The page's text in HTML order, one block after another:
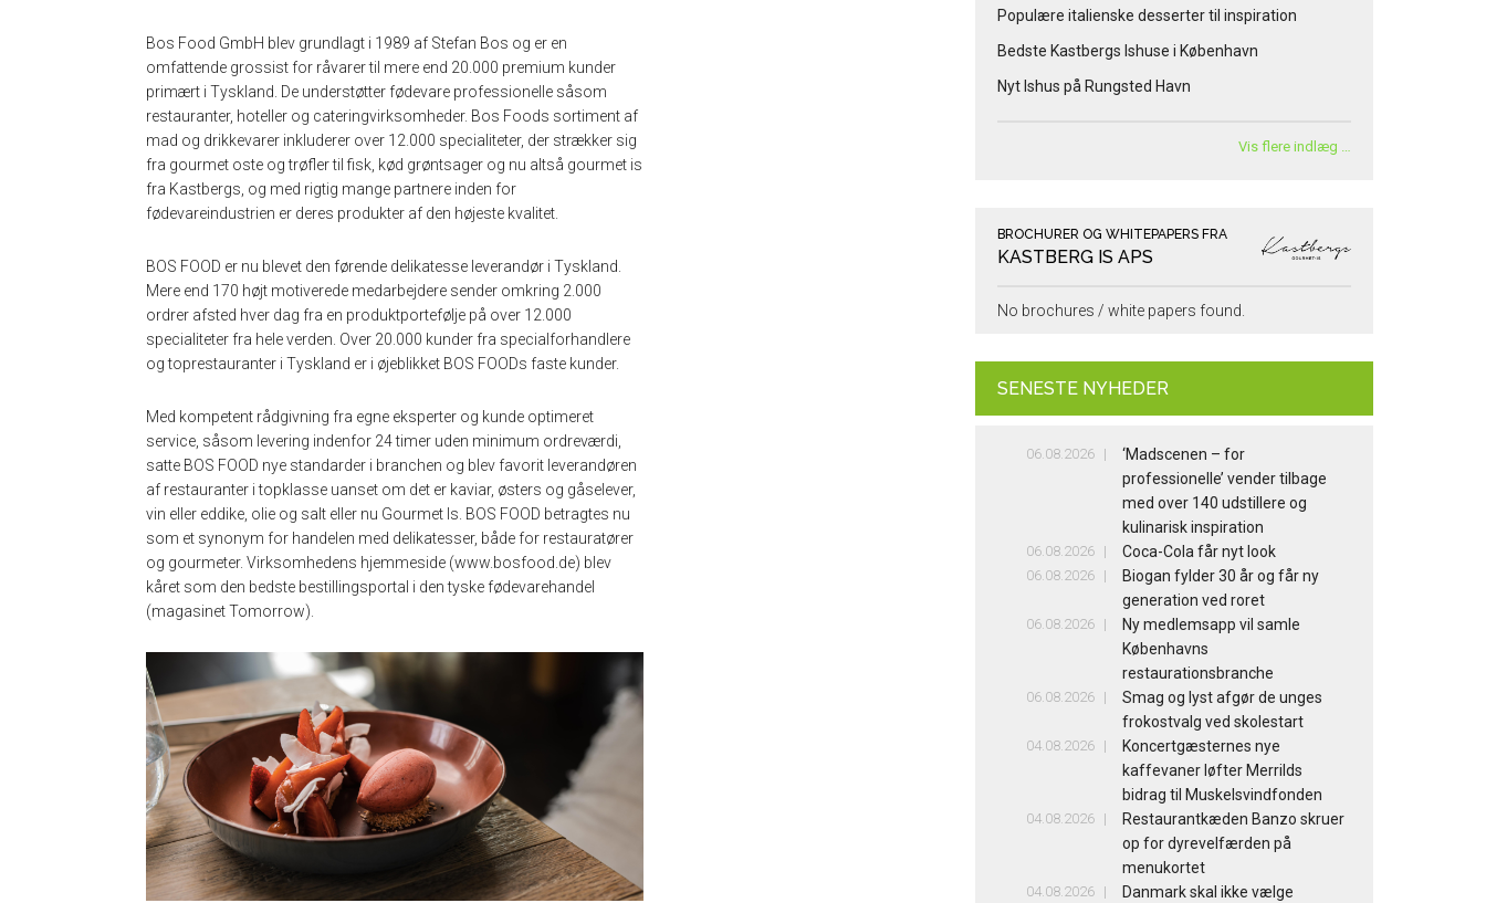
Bos Food GmbH blev grundlagt i 1989 af Stefan Bos og er en
omfattende grossist for råvarer til mere end 20.000 premium kunder
primært i Tyskland. De understøtter fødevare professionelle såsom
restauranter, hoteller og cateringvirksomheder. Bos Foods sortiment af
mad og drikkevarer inkluderer over 12.000 specialiteter, der strækker sig
fra gourmet oste og trøfler til fisk, kød grøntsager og nu altså gourmet is
fra Kastbergs, og med rigtig mange partnere inden for
fødevareindustrien er deres produkter af den højeste kvalitet.
BOS FOOD er nu blevet den førende delikatesse leverandør i Tyskland.
Mere end 170 højt motiverede medarbejdere sender omkring 2.000
ordrer afsted hver dag fra en produktportefølje på over 12.000
specialiteter fra hele verden. Over 20.000 kunder fra specialforhandlere
og toprestauranter i Tyskland er i øjeblikket BOS FOODs faste kunder.
Med kompetent rådgivning fra egne eksperter og kunde optimeret
service, såsom levering indenfor 24 timer uden minimum ordreværdi,
satte BOS FOOD nye standarder i branchen og blev favorit leverandøren
af ​​restauranter i topklasse uanset om det er kaviar, østers og gåselever,
vin eller eddike, olie og salt eller nu Gourmet Is. BOS FOOD betragtes nu
som et synonym for handelen med delikatesser, både for restauratører
og gourmeter. Virksomhedens hjemmeside (www.bosfood.de) blev
kåret som den bedste bestillingsportal i den tyske fødevarehandel
(magasinet Tomorrow).
Populære italienske desserter til inspiration
Bedste Kastbergs Ishuse i København
Nyt Ishus på Rungsted Havn
Vis flere indlæg …
BROCHURER OG WHITEPAPERS FRA
KASTBERG IS APS
No brochures / white papers found.
SENESTE NYHEDER
06.08.2026
‘Madscenen – for
professionelle’ vender tilbage
med over 140 udstillere og
kulinarisk inspiration
06.08.2026 Coca-Cola får nyt look
06.08.2026
Biogan fylder 30 år og får ny
generation ved roret
06.08.2026
Ny medlemsapp vil samle
Københavns
restaurationsbranche
06.08.2026
Smag og lyst afgør de unges
frokostvalg ved skolestart
04.08.2026
Koncertgæsternes nye
kaffevaner løfter Merrilds
bidrag til Muskelsvindfonden
04.08.2026
Restaurantkæden Banzo skruer
op for dyrevelfærden på
menukortet
04.08.2026
Danmark skal ikke vælge